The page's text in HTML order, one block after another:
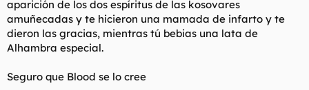
aparición de los dos espíritus de las kosovares
amuñecadas y te hicieron una mamada de infarto y te
dieron las gracias, mientras tú bebias una lata de
Alhambra especial.
Seguro que Blood se lo cree